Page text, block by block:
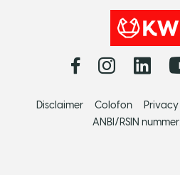
Disclaimer Colofon Privacy
ANBI/RSIN